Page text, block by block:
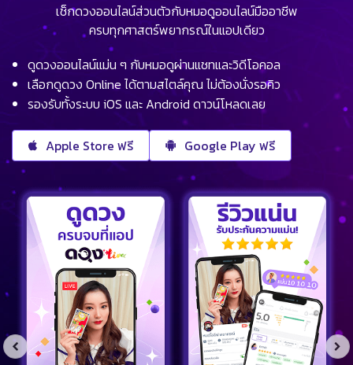
เช็กดวงออนไลน์ส่วนตัวกับหมอดูออนไลน์มืออาชีพ
ครบทุกศาสตร์พยากรณ์ในแอปเดียว
ดูดวงออนไลน์แม่น ๆ กับหมอดูผ่านแชทและวิดีโอคอล
เลือกดูดวง Online ได้ตามสไตล์คุณ ไม่ต้องนั่งรอคิว
รองรับทั้งระบบ iOS และ Android ดาวน์โหลดเลย
Apple Store ฟรี Google Play ฟรี